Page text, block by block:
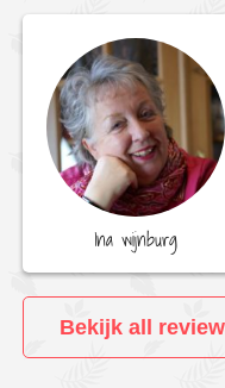
Ina wijnburg
Bekijk all